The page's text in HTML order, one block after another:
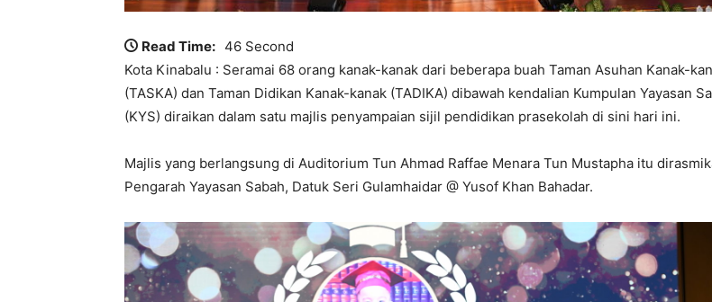
Read Time: 46 Second
Kota Kinabalu : Seramai 68 orang kanak-kanak dari beberapa buah Taman Asuhan Kanak-
(TASKA) dan Taman Didikan Kanak-kanak (TADIKA) dibawah kendalian Kumpulan Yayasan
(KYS) diraikan dalam satu majlis penyampaian sijil pendidikan prasekolah di sini hari ini.
Majlis yang berlangsung di Auditorium Tun Ahmad Raffae Menara Tun Mustapha itu
Pengarah Yayasan Sabah, Datuk Seri Gulamhaidar @ Yusof Khan Bahadar.